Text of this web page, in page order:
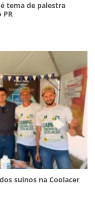
tema de palestra
PR
suínos na Coolacer